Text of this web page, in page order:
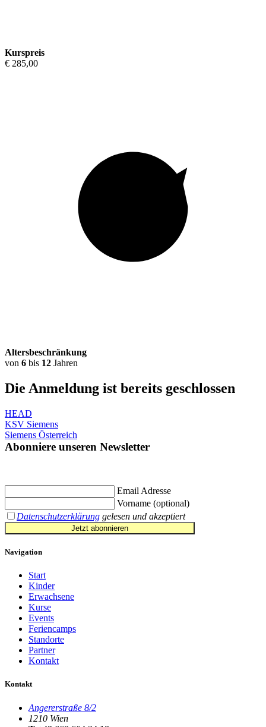
Kurspreis
€ 285,00
Altersbeschränkung
von 6 bis 12 Jahren
Die Anmeldung ist bereits geschlossen
HEAD
KSV Siemens
Siemens Österreich
Abonniere unseren Newsletter
Email Adresse
Vorname (optional)
Datenschutzerklärung gelesen und akzeptiert
Jetzt abonnieren
Navigation
Start
Kinder
Erwachsene
Kurse
Events
Feriencamps
Standorte
Partner
Kontakt
Kontakt
Angererstraße 8/2
1210 Wien